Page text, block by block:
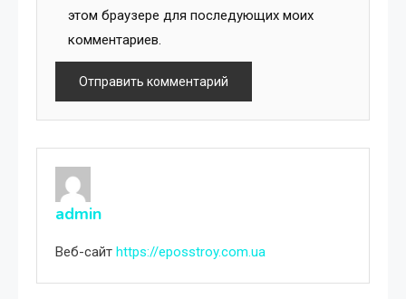
этом браузере для последующих моих
комментариев.
admin
Веб-сайт https://eposstroy.com.ua